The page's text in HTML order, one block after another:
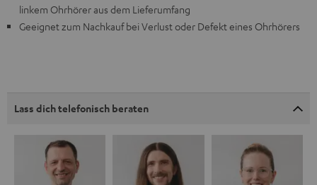
linkem Ohrhörer aus dem Lieferumfang
Geeignet zum Nachkauf bei Verlust oder Defekt eines Ohrhörers
Lass dich telefonisch beraten